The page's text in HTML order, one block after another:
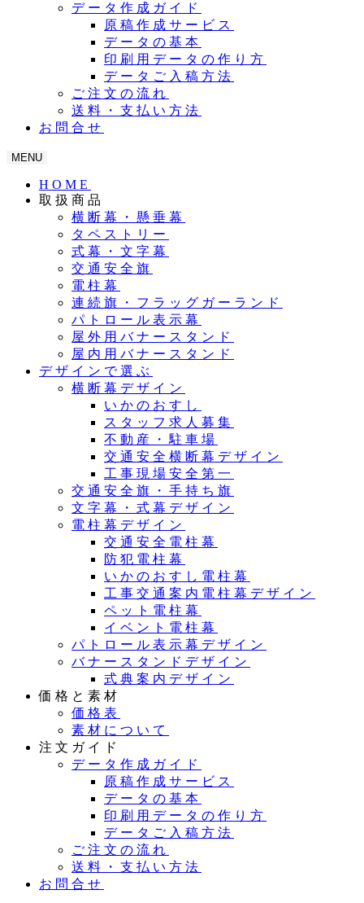
データ作成ガイド
原稿作成サービス
データの基本
印刷用データの作り方
データご入稿方法
ご注文の流れ
送料・支払い方法
お問合せ
MENU
HOME
取扱商品
横断幕・懸垂幕
タペストリー
式幕・文字幕
交通安全旗
電柱幕
連続旗・フラッグガーランド
パトロール表示幕
屋外用バナースタンド
屋内用バナースタンド
デザインで選ぶ
横断幕デザイン
いかのおすし
スタッフ求人募集
不動産・駐車場
交通安全横断幕デザイン
工事現場安全第一
交通安全旗・手持ち旗
文字幕・式幕デザイン
電柱幕デザイン
交通安全電柱幕
防犯電柱幕
いかのおすし電柱幕
工事交通案内電柱幕デザイン
ペット電柱幕
イベント電柱幕
パトロール表示幕デザイン
バナースタンドデザイン
式典案内デザイン
価格と素材
価格表
素材について
注文ガイド
データ作成ガイド
原稿作成サービス
データの基本
印刷用データの作り方
データご入稿方法
ご注文の流れ
送料・支払い方法
お問合せ